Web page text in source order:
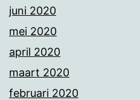
juni 2020
mei 2020
april 2020
maart 2020
februari 2020